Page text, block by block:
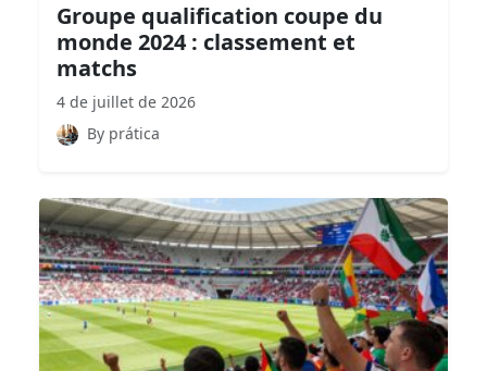
Groupe qualification coupe du
monde 2024 : classement et
matchs
4 de juillet de 2026
By prática